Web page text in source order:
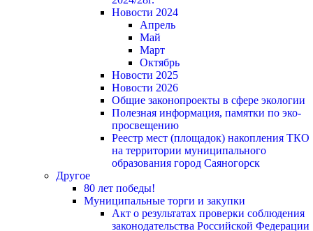
Новости 2024
Апрель
Май
Март
Октябрь
Новости 2025
Новости 2026
Общие законопроекты в сфере экологии
Полезная информация, памятки по эко-
просвещению
Реестр мест (площадок) накопления ТКО
на территории муниципального
образования город Саяногорск
Другое
80 лет победы!
Муниципальные торги и закупки
Акт о результатах проверки соблюдения
законодательства Российской Федерации